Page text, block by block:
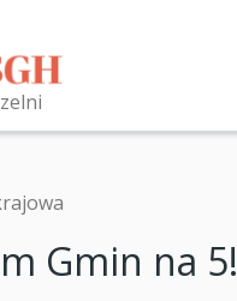
Gmin na 5!